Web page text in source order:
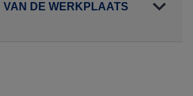
VAN DE WERKPLAATS